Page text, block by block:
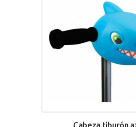
Cabeza tiburón